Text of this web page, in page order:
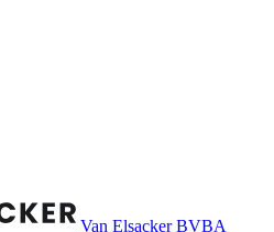
Van Elsacker BVBA